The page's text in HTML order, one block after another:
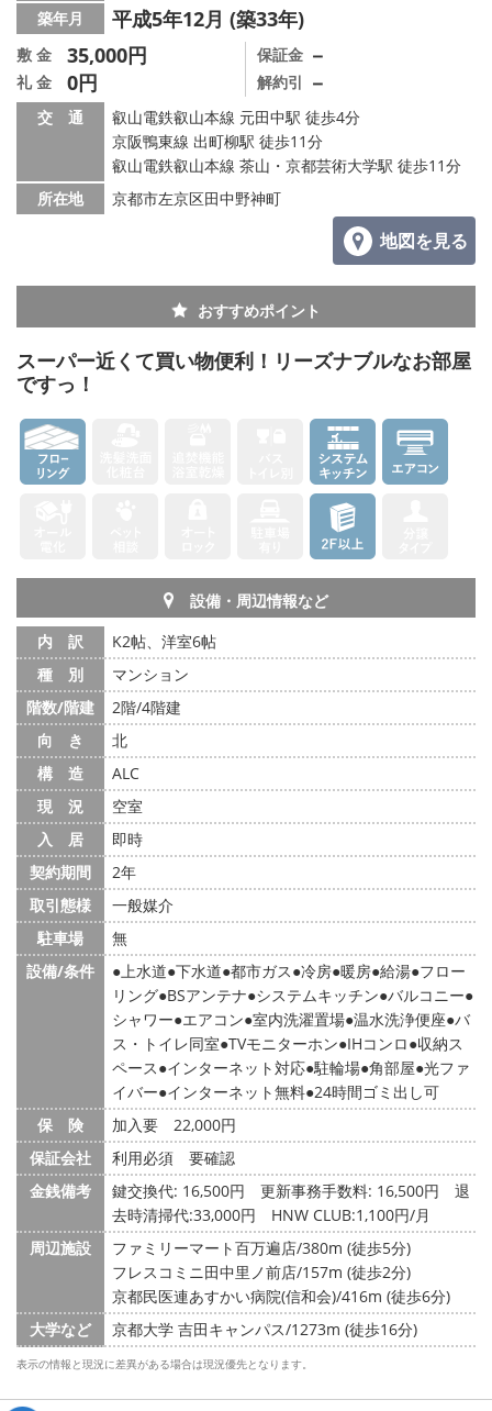
会社概要
メールでお問い合わせ
築年月 平成5年12月 (築33年)
敷 金 35,000円
礼 金 0円
保証金 －
解約引 －
交 通
叡山電鉄叡山本線 元田中駅 徒歩4分
京阪鴨東線 出町柳駅 徒歩11分
叡山電鉄叡山本線 茶山・京都芸術大学駅 徒歩11分
所在地
京都市左京区田中野神町
地図を見る
おすすめポイント
スーパー近くて買い物便利！リーズナブルなお部屋
ですっ！
設備・周辺情報など
内 訳
K2帖、洋室6帖
種 別
マンション
階数/階建
2階/4階建
向 き
北
構 造
ALC
現 況
空室
入 居
即時
契約期間
2年
取引態様
一般媒介
駐車場
無
設備/条件
上水道 下水道 都市ガス 冷房 暖房 給湯 フロー
リング BSアンテナ システムキッチン バルコニー
シャワー エアコン 室内洗濯置場 温水洗浄便座 バ
ス・トイレ同室 TVモニターホン IHコンロ 収納ス
ペース インターネット対応 駐輪場 角部屋 光ファ
イバー インターネット無料 24時間ゴミ出し可
保 険
加入要 22,000円
保証会社
利用必須 要確認
金銭備考
鍵交換代: 16,500円
更新事務手数料: 16,500円 退
去時清掃代:33,000円 HNW CLUB:1,100円/月
周辺施設
ファミリーマート百万遍店/380m (徒歩5分)
フレスコミニ田中里ノ前店/157m (徒歩2分)
京都民医連あすかい病院(信和会)/416m (徒歩6分)
大学など
京都大学 吉田キャンパス/1273m (徒歩16分)
表示の情報と現況に差異がある場合は現況優先となります。